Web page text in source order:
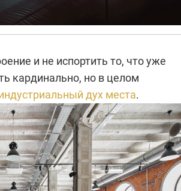
и не испортить то, что уже
кардинально, но в целом
дух места.